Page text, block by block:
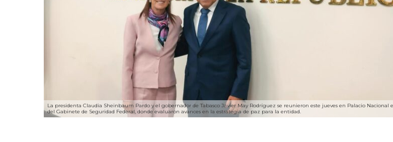
La presidenta Claudia Sheinbaum Pardo y el gobernador de Tabasco Javier May Rodríguez se reunieron este jueves en Palacio Nacional
del Gabinete de Seguridad Federal, donde evaluaron avances en la estrategia de paz para la entidad.